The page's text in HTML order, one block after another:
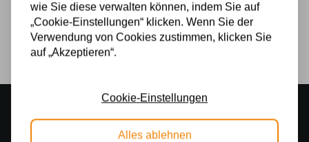
Lichtquelle
Stimmungsvoller Showroom
500 m2 großes Lampengeschäft in Rijssen
wie Sie diese verwalten können, indem Sie auf
„Cookie-Einstellungen“ klicken. Wenn Sie der
Verwendung von Cookies zustimmen, klicken Sie
auf „Akzeptieren“.
Cookie-Einstellungen
Alles ablehnen